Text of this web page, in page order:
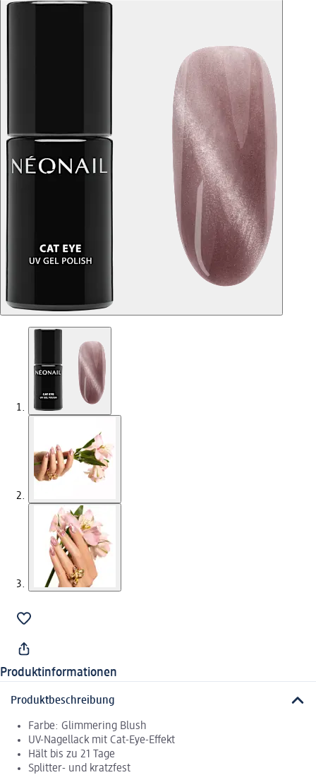
Produktinformationen
Produktbeschreibung
Farbe: Glimmering Blush
UV-Nagellack mit Cat-Eye-Effekt
Hält bis zu 21 Tage
Splitter- und kratzfest